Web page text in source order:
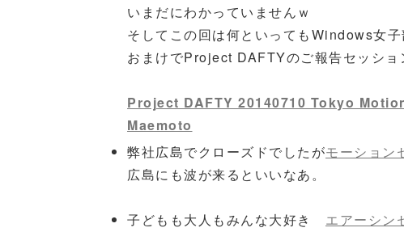
いまだにわかっていませんｗ
そしてこの回は何といってもWindows女
おまけでProject DAFTYのご報告セッショ
Project DAFTY 20140710 Tokyo
Maemoto
弊社広島でクローズドでしたがモーション
​広島にも波が来るといいなあ。
子どもも大人もみんな大好き エアーシン